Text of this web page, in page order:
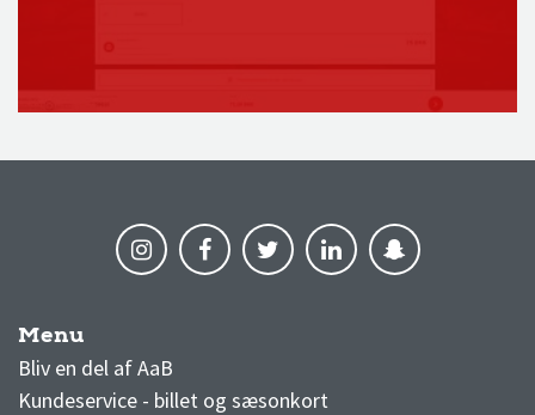
Menu
Bliv en del af AaB
Kundeservice - billet og sæsonkort